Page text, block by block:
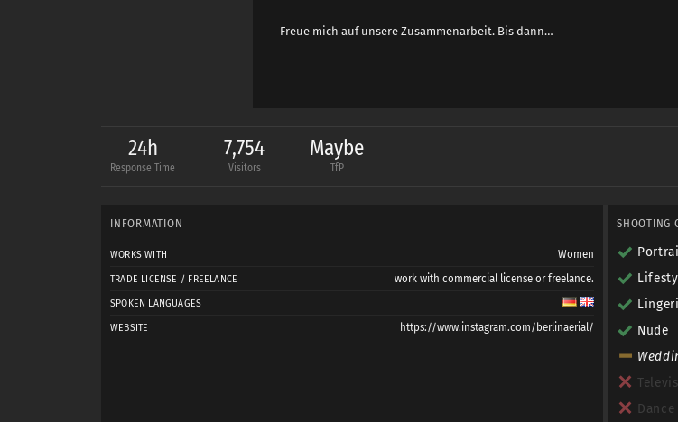
Freue mich auf unsere Zusammenarbeit. Bis dann…
24h
Response Time
7,754
Visitors
Maybe
TfP
INFORMATION
WORKS WITH Women
TRADE LICENSE / FREELANCE work with commercial license or freelance.
SPOKEN LANGUAGES
WEBSITE https://www.instagram.com/berlinaerial/
SHOOTING
Nude
Dance